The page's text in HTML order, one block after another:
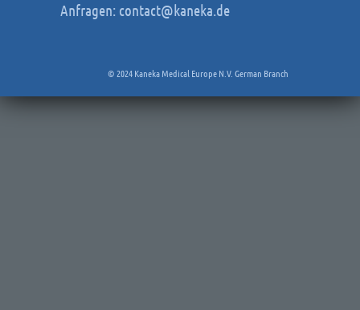
Anfragen: contact@kaneka.de
© 2024 Kaneka Medical Europe N.V. German Branch